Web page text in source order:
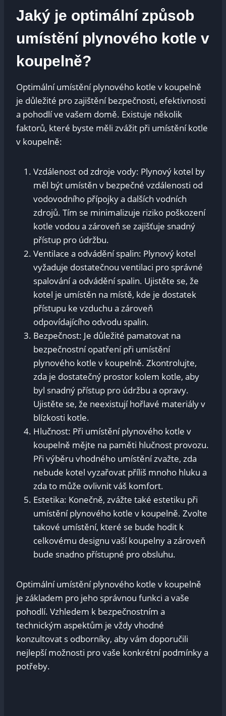
Jaký je optimální způsob
umístění plynového kotle v
koupelně?
Optimální umístění plynového kotle v koupelně
je důležité pro zajištění bezpečnosti, efektivnosti
a pohodlí ve vašem domě. Existuje několik
faktorů, které byste měli zvážit při umístění kotle
v koupelně:
Vzdálenost od zdroje vody: Plynový kotel by
měl být umístěn v bezpečné vzdálenosti od
vodovodního přípojky a dalších vodních
zdrojů. Tím se minimalizuje riziko poškození
kotle vodou a zároveň se zajišťuje snadný
přístup pro údržbu.
Ventilace a odvádění spalin: Plynový kotel
vyžaduje dostatečnou ventilaci pro správné
spalování a odvádění spalin. Ujistěte se, že
kotel je umístěn na místě, kde je dostatek
přístupu ke vzduchu a zároveň
odpovídajícího odvodu spalin.
Bezpečnost: Je důležité pamatovat na
bezpečnostní opatření při umístění
plynového kotle v koupelně. Zkontrolujte,
zda je dostatečný prostor kolem kotle, aby
byl snadný přístup pro údržbu a opravy.
Ujistěte se, že neexistují hořlavé materiály v
blízkosti kotle.
Hlučnost: Při umístění plynového kotle v
koupelně mějte na paměti hlučnost provozu.
Při výběru vhodného umístění zvažte, zda
nebude kotel vyzařovat příliš mnoho hluku a
zda to může ovlivnit váš komfort.
Estetika: Konečně, zvážte také estetiku při
umístění plynového kotle v koupelně. Zvolte
takové umístění, které se bude hodit k
celkovému designu vaší koupelny a zároveň
bude snadno přístupné pro obsluhu.
Optimální umístění plynového kotle v koupelně
je základem pro jeho správnou funkci a vaše
pohodlí. Vzhledem k bezpečnostním a
technickým aspektům je vždy vhodné
konzultovat s odborníky, aby vám doporučili
nejlepší možnosti pro vaše konkrétní podmínky a
potřeby.